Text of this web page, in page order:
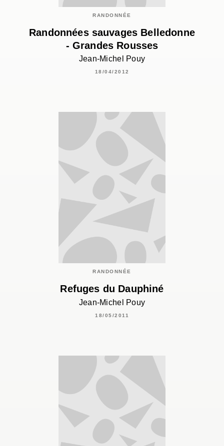
RANDONNÉE
Randonnées sauvages Belledonne
- Grandes Rousses
Jean-Michel Pouy
18/04/2012
RANDONNÉE
Refuges du Dauphiné
Jean-Michel Pouy
18/05/2011